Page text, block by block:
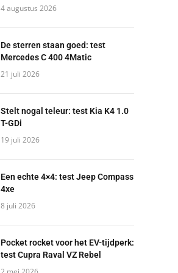
4 augustus 2026
De sterren staan goed: test
Mercedes C 400 4Matic
21 juli 2026
Stelt nogal teleur: test Kia K4 1.0
T-GDi
19 juli 2026
Een echte 4×4: test Jeep Compass
4xe
8 juli 2026
Pocket rocket voor het EV-tijdperk:
test Cupra Raval VZ Rebel